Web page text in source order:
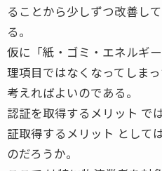
ることから少しずつ改善し
る。
仮に「紙・ゴミ・エネルギ
理項目ではなくなってしま
考えればよいのである。
認証を取得するメリット で
証取得するメリット として
のだろうか。